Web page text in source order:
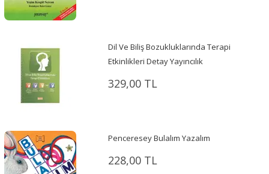
Dil Ve Biliş Bozukluklarında Terapi
Etkinlikleri Detay Yayıncılık
329,00 TL
Penceresey Bulalım Yazalım
228,00 TL